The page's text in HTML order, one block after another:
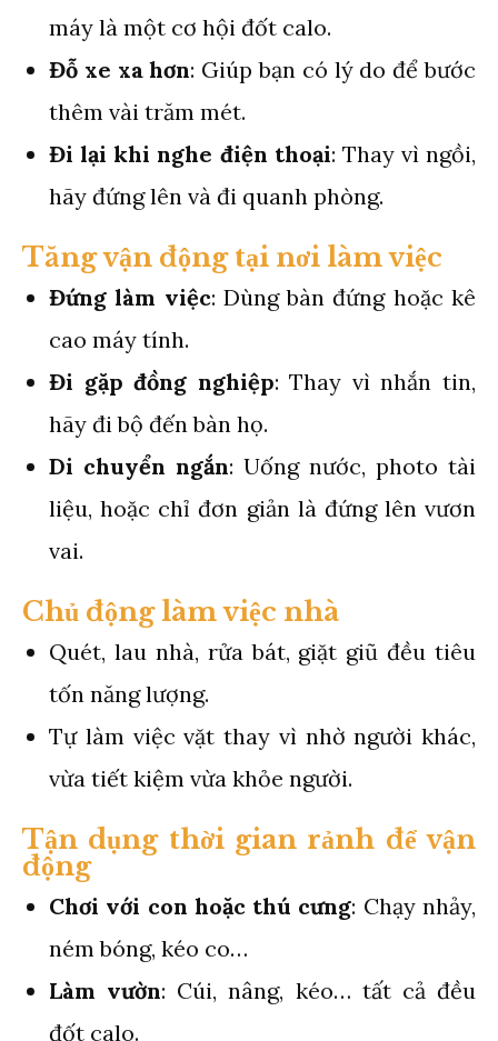
máy là một cơ hội đốt calo.
Đỗ xe xa hơn: Giúp bạn có lý do để bước
thêm vài trăm mét.
Đi lại khi nghe điện thoại: Thay vì ngồi,
hãy đứng lên và đi quanh phòng.
Tăng vận động tại nơi làm việc
Đứng làm việc: Dùng bàn đứng hoặc kê
cao máy tính.
Đi gặp đồng nghiệp: Thay vì nhắn tin,
hãy đi bộ đến bàn họ.
Di chuyển ngắn: Uống nước, photo tài
liệu, hoặc chỉ đơn giản là đứng lên vươn
vai.
Chủ động làm việc nhà
Quét, lau nhà, rửa bát, giặt giũ đều tiêu
tốn năng lượng.
Tự làm việc vặt thay vì nhờ người khác,
vừa tiết kiệm vừa khỏe người.
Tận dụng thời gian rảnh để vận
động
Chơi với con hoặc thú cưng: Chạy nhảy,
ném bóng, kéo co…
Làm vườn: Cúi, nâng, kéo… tất cả đều
đốt calo.